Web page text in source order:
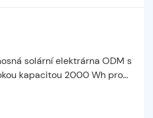
solární elektrárna ODM s
kapacitou 2000 Wh pro